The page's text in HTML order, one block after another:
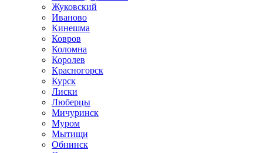
Жуковский
Иваново
Кинешма
Ковров
Коломна
Королев
Красногорск
Курск
Лиски
Люберцы
Мичуринск
Муром
Мытищи
Обнинск